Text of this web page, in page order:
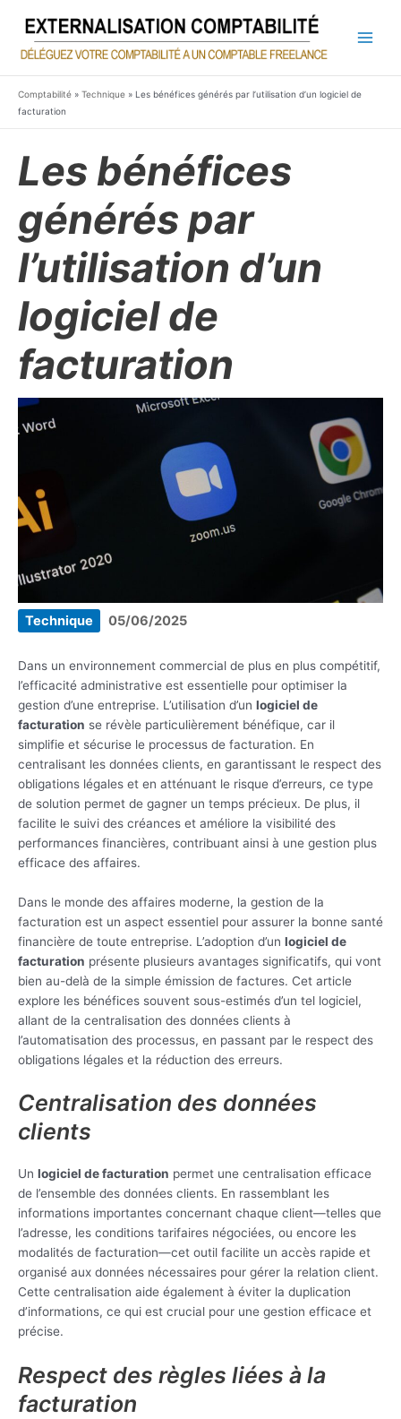
contenu
Comptabilité » Technique » Les bénéfices générés par l’utilisation d’un logiciel de
facturation
Les bénéfices
générés par
l’utilisation d’un
logiciel de
facturation
Technique 05/06/2025
Dans un environnement commercial de plus en plus compétitif,
l’efficacité administrative est essentielle pour optimiser la
gestion d’une entreprise. L’utilisation d’un logiciel de
facturation se révèle particulièrement bénéfique, car il
simplifie et sécurise le processus de facturation. En
centralisant les données clients, en garantissant le respect des
obligations légales et en atténuant le risque d’erreurs, ce type
de solution permet de gagner un temps précieux. De plus, il
facilite le suivi des créances et améliore la visibilité des
performances financières, contribuant ainsi à une gestion plus
efficace des affaires.
Dans le monde des affaires moderne, la gestion de la
facturation est un aspect essentiel pour assurer la bonne santé
financière de toute entreprise. L’adoption d’un logiciel de
facturation présente plusieurs avantages significatifs, qui vont
bien au-delà de la simple émission de factures. Cet article
explore les bénéfices souvent sous-estimés d’un tel logiciel,
allant de la centralisation des données clients à
l’automatisation des processus, en passant par le respect des
obligations légales et la réduction des erreurs.
Centralisation des données
clients
Un logiciel de facturation permet une centralisation efficace
de l’ensemble des données clients. En rassemblant les
informations importantes concernant chaque client—telles que
l’adresse, les conditions tarifaires négociées, ou encore les
modalités de facturation—cet outil facilite un accès rapide et
organisé aux données nécessaires pour gérer la relation client.
Cette centralisation aide également à éviter la duplication
d’informations, ce qui est crucial pour une gestion efficace et
précise.
Respect des règles liées à la
facturation